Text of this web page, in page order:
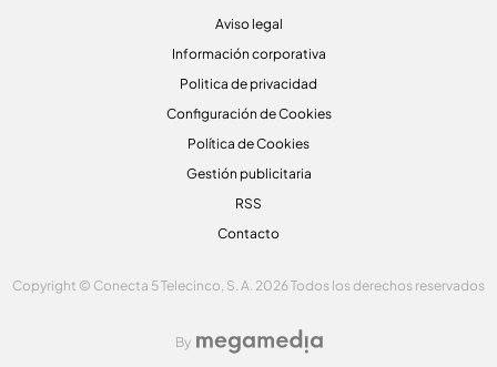
Aviso legal
Información corporativa
Politica de privacidad
Configuración de Cookies
Política de Cookies
Gestión publicitaria
RSS
Contacto
Copyright © Conecta 5 Telecinco, S. A. 2026 Todos los derechos reservados
By